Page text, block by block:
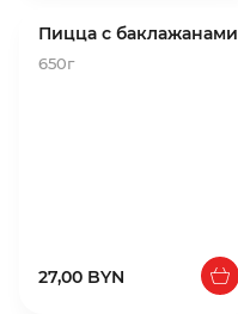
Пицца с баклажанами
650г
27,00 BYN